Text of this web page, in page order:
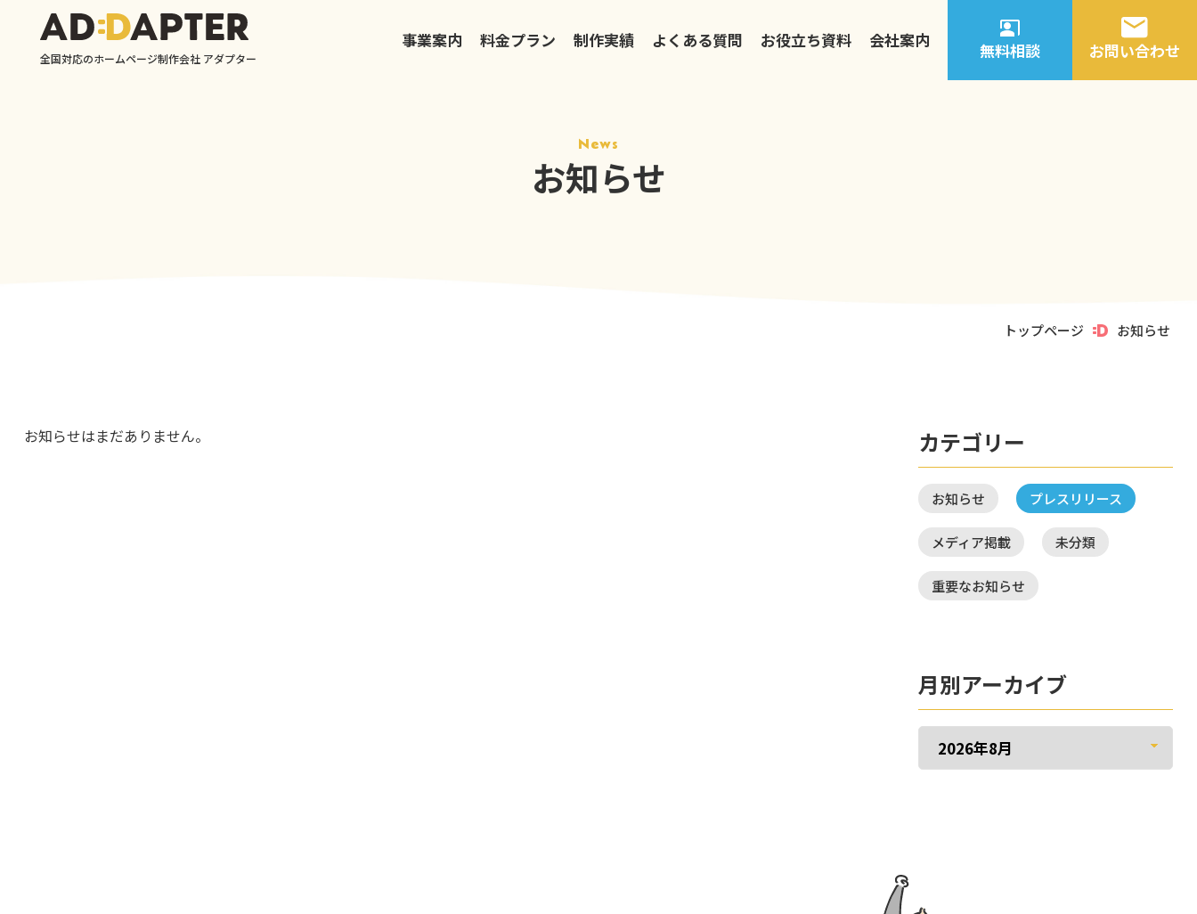
全国対応のホームページ制作会社 アダプター
事業案内 料金プラン 制作実績 よくある質問 お役立ち資料 会社案内 無料相談 お問い合わせ
News
お知らせ
トップページ お知らせ
お知らせはまだありません。 カテゴリー
お知らせ プレスリリース
メディア掲載 未分類
重要なお知らせ
月別アーカイブ